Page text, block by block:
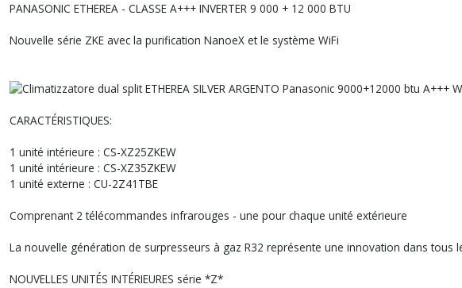
PANASONIC ETHEREA - CLASSE A+++ INVERTER 9 000 + 12 000 BTU
Nouvelle série ZKE avec la purification NanoeX et le système WiFi
CARACTÉRISTIQUES:
1 unité intérieure : CS-XZ25ZKEW
1 unité intérieure : CS-XZ35ZKEW
1 unité externe : CU-2Z41TBE
Comprenant 2 télécommandes infrarouges - une pour chaque unité extérieure
La nouvelle génération de surpresseurs à gaz R32 représente une innovation dans tous
NOUVELLES UNITÉS INTÉRIEURES série *Z*